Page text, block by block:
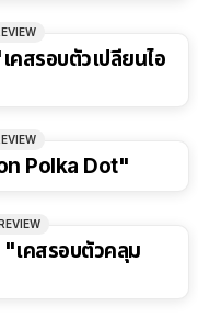
สรอบตัวเปลี่ยนไอ
Polka Dot"
REVIEW
เคสรอบตัวคลุม